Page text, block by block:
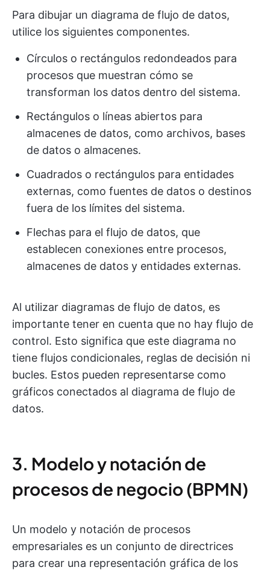
Para dibujar un diagrama de flujo de datos,
utilice los siguientes componentes.
Círculos o rectángulos redondeados para
procesos que muestran cómo se
transforman los datos dentro del sistema.
Rectángulos o líneas abiertos para
almacenes de datos, como archivos, bases
de datos o almacenes.
Cuadrados o rectángulos para entidades
externas, como fuentes de datos o destinos
fuera de los límites del sistema.
Flechas para el flujo de datos, que
establecen conexiones entre procesos,
almacenes de datos y entidades externas.
Al utilizar diagramas de flujo de datos, es
importante tener en cuenta que no hay flujo de
control. Esto significa que este diagrama no
tiene flujos condicionales, reglas de decisión ni
bucles. Estos pueden representarse como
gráficos conectados al diagrama de flujo de
datos.
3. Modelo y notación de
procesos de negocio (BPMN)
Un modelo y notación de procesos
empresariales es un conjunto de directrices
para crear una representación gráfica de los